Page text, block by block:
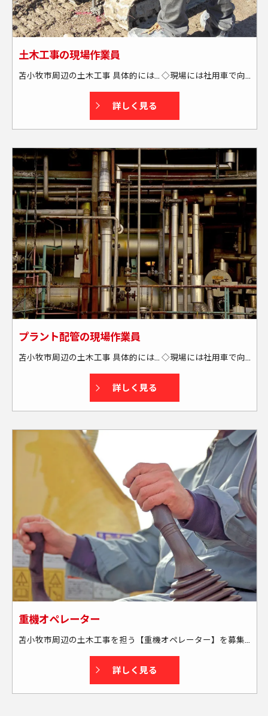
土木工事の現場作業員
詳しく見る
プラント配管の現場作業員
苫小牧市周辺の土木工事 具体的には… ◇現場には社用車で向かいます └送迎・または社用車の貸し出しあり └通勤には燃料カードを支給する為、全額負担します ◇苫小牧市周辺の現場がメインです └出張もあります(本人の希望も考慮します) └週末に帰宅できる場所がメインです(北海道外も一部あり) ★資格取得もサポートします！
詳しく見る
重機オペレーター
詳しく見る